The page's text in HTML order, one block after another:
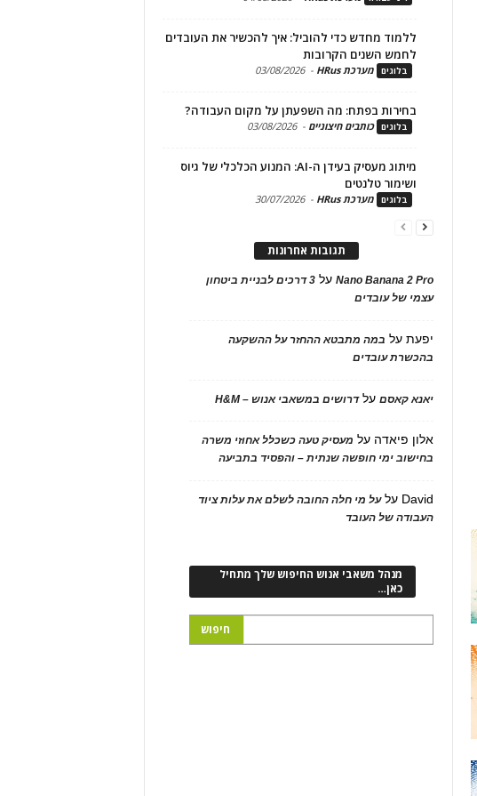
ללמוד מחדש כדי להוביל: איך להכשיר את העובדים
לחמש השנים הקרובות
בלוגים מערכת HRus -
03/08/2026
בחירות בפתח: מה השפעתן על מקום העבודה?
בלוגים כותבים חיצוניים -
03/08/2026
מיתוג מעסיק בעידן ה-AI: המנוע הכלכלי של גיוס
ושימור טלנטים
בלוגים מערכת HRus -
30/07/2026
תגובות אחרונות
Nano Banana 2 Proעל 3 דרכים לבניית ביטחון
עצמי של עובדים
יפעתעל במה מתבטא ההחזר על ההשקעה
בהכשרת עובדים
יאנא קאסםעלדרושים במשאבי אנוש – H&M
אלון פיאדה על מעסיק טעה כשכלל אחוזי משרה
בחישוב ימי חופשה שנתית – והפסיד בתביעה
David עלעל מי חלה החובה לשלם את עלות ציוד
העבודה של העובד
מנהל משאבי אנוש החיפוש שלך מתחיל
כאן…